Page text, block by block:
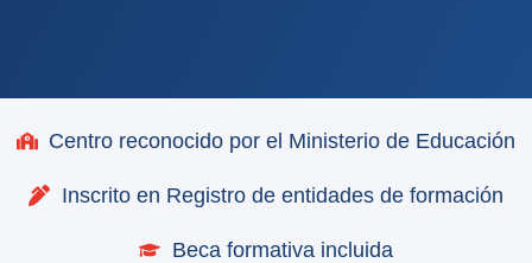
Centro reconocido por el Ministerio de Educación
Inscrito en Registro de entidades de formación
Beca formativa incluida